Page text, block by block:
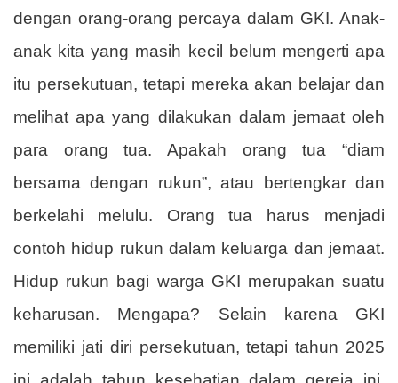
dengan orang-orang percaya dalam GKI. Anak-
anak kita yang masih kecil belum mengerti apa
itu persekutuan, tetapi mereka akan belajar dan
melihat apa yang dilakukan dalam jemaat oleh
para orang tua. Apakah orang tua “diam
bersama dengan rukun”, atau bertengkar dan
berkelahi melulu. Orang tua harus menjadi
contoh hidup rukun dalam keluarga dan jemaat.
Hidup rukun bagi warga GKI merupakan suatu
keharusan. Mengapa? Selain karena GKI
memiliki jati diri persekutuan, tetapi tahun 2025